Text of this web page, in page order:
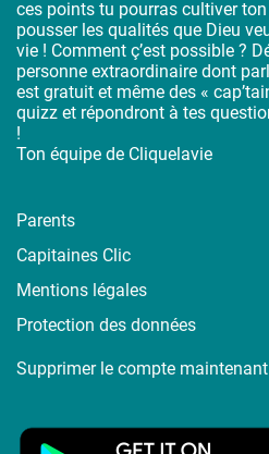
ces points tu pourras cultiver
pousser les qualités que Dieu
vie ! Comment ç’est possible ?
personne extraordinaire dont
est gratuit et même des «
quizz et répondront à tes
!
Ton équipe de Cliquelavie
Parents
Capitaines Clic
Mentions légales
Protection des données
Supprimer le compte maintenant